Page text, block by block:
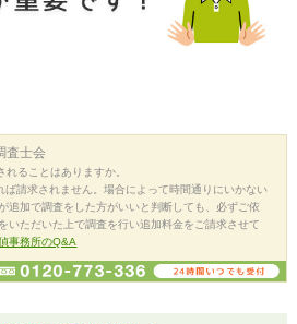
査士会
ることはありますか。
ば請求されません。場合によって時間通りにいかない
追加で調査をした方がいいと判断しても、必ずご依
いただいた上で調査を行い追加料金をご請求させて
事務所のQ&A